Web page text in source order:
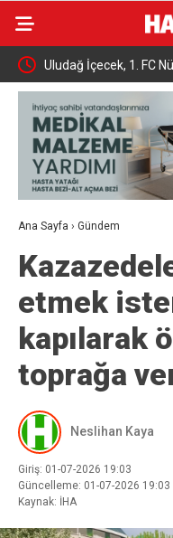
Bakan Yumaklı
Takip Sistemi
Ana Sayfa › Gündem
etmek
kapılarak
toprağa
Neslihan Kaya
Giriş: 01-07-2026 19:03
Güncelleme: 01-07-2026 19:03
Kaynak: İHA